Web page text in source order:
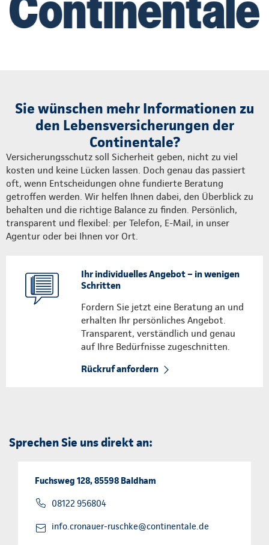
Sie wünschen mehr Informationen zu
den Lebensversicherungen der
Continentale?
Versicherungsschutz soll Sicherheit geben, nicht zu viel
kosten und keine Lücken lassen. Doch genau das passiert
oft, wenn Entscheidungen ohne fundierte Beratung
getroffen werden. Wir helfen Ihnen dabei, den Überblick zu
behalten und die richtige Balance zu finden. Persönlich,
transparent und flexibel: per Telefon, E-Mail, in unser
Agentur oder bei Ihnen vor Ort.
Ihr individuelles Angebot – in wenigen
Schritten
Fordern Sie jetzt eine Beratung an und
erhalten Ihr persönliches Angebot.
Transparent, verständlich und genau
auf Ihre Bedürfnisse zugeschnitten.
Rückruf anfordern
Sprechen Sie uns direkt an:
Fuchsweg 128, 85598 Baldham
08122 956804
info.cronauer-ruschke@continentale.de